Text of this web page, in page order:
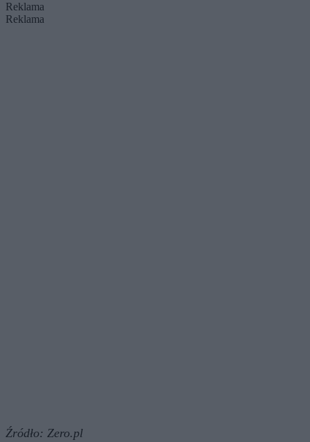
Reklama
Reklama
Źródło: Zero.pl